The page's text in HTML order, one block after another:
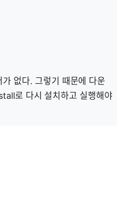
없다. 그렇기 때문에 다운
로 다시 설치하고 실행해야